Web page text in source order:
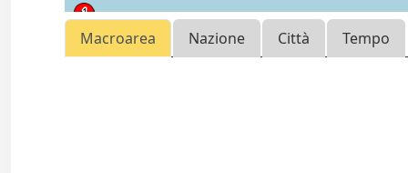
Macroarea Nazione Città Tempo